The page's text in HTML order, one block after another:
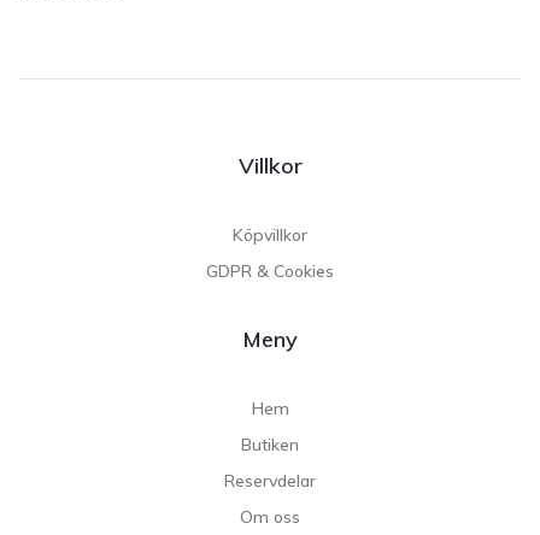
Villkor
Köpvillkor
GDPR & Cookies
Meny
Hem
Butiken
Reservdelar
Om oss